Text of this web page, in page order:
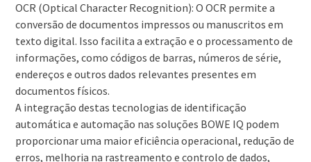
OCR (Optical Character Recognition): O OCR permite a
conversão de documentos impressos ou manuscritos em
texto digital. Isso facilita a extração e o processamento de
informações, como códigos de barras, números de série,
endereços e outros dados relevantes presentes em
documentos físicos.
A integração destas tecnologias de identificação
automática e automação nas soluções BOWE IQ podem
proporcionar uma maior eficiência operacional, redução de
erros, melhoria na rastreamento e controlo de dados,